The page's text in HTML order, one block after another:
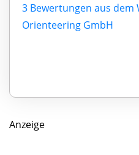
3 Bewertungen aus
Orienteering GmbH
Anzeige